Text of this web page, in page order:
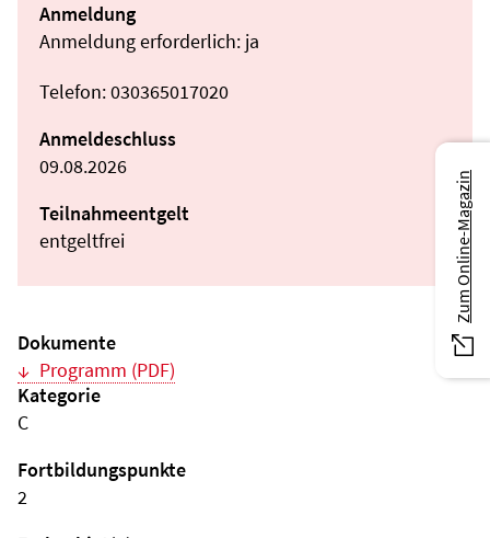
Anmeldung
Anmeldung erforderlich: ja
Telefon: 030365017020
Anmeldeschluss
09.08.2026
Teilnahmeentgelt
entgeltfrei
Dokumente
Programm (PDF)
Kategorie
C
Fortbildungspunkte
2
Zum Online-Magazin